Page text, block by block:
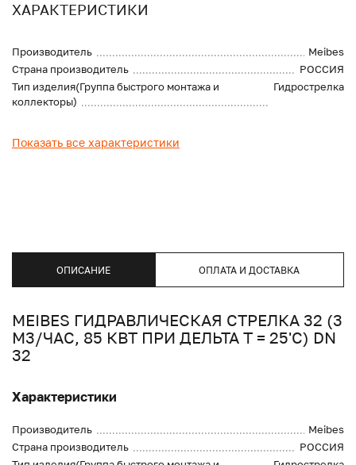
ХАРАКТЕРИСТИКИ
Производитель
Meibes
Страна производитель
РОССИЯ
Тип изделия(Группа быстрого монтажа и
коллекторы)
Гидрострелка
Показать все характеристики
ОПИСАНИЕ ОПЛАТА И ДОСТАВКА
MEIBES ГИДРАВЛИЧЕСКАЯ СТРЕЛКА 32 (3
М3/ЧАС, 85 КВТ ПРИ ДЕЛЬТА Т = 25'C) DN
32
Характеристики
Производитель
Meibes
Страна производитель
РОССИЯ